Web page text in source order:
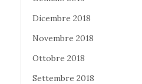
Dicembre 2018
Novembre 2018
Ottobre 2018
Settembre 2018